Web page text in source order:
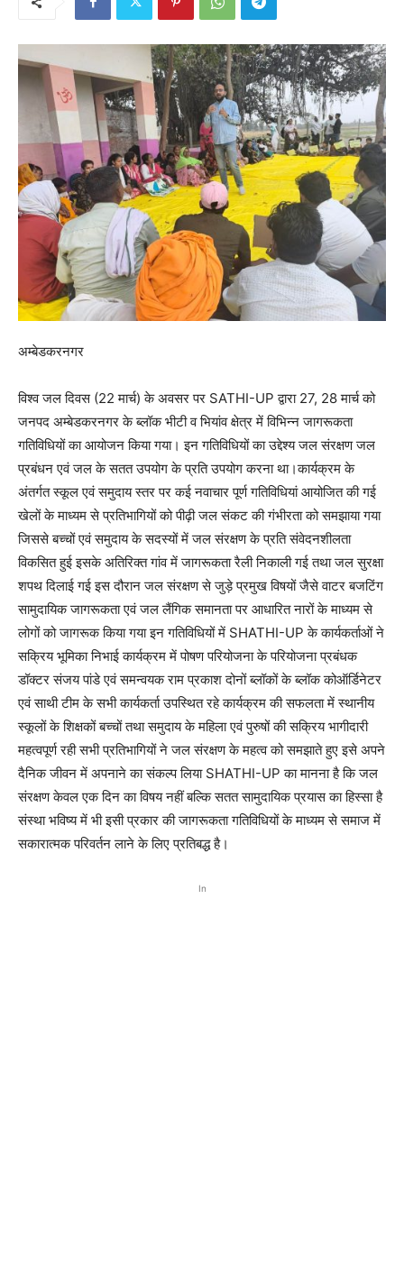
अम्बेडकरनगर
विश्व जल दिवस (22 मार्च) के अवसर पर SATHI-UP द्वारा 27, 28 मार्च को
जनपद अम्बेडकरनगर के ब्लॉक भीटी व भियांव क्षेत्र में विभिन्न जागरूकता
गतिविधियों का आयोजन किया गया। इन गतिविधियों का उद्देश्य जल संरक्षण जल
प्रबंधन एवं जल के सतत उपयोग के प्रति उपयोग करना था।कार्यक्रम के
अंतर्गत स्कूल एवं समुदाय स्तर पर कई नवाचार पूर्ण गतिविधियां आयोजित की गई
खेलों के माध्यम से प्रतिभागियों को पीढ़ी जल संकट की गंभीरता को समझाया गया
जिससे बच्चों एवं समुदाय के सदस्यों में जल संरक्षण के प्रति संवेदनशीलता
विकसित हुई इसके अतिरिक्त गांव में जागरूकता रैली निकाली गई तथा जल सुरक्षा
शपथ दिलाई गई इस दौरान जल संरक्षण से जुड़े प्रमुख विषयों जैसे वाटर बजटिंग
सामुदायिक जागरूकता एवं जल लैंगिक समानता पर आधारित नारों के माध्यम से
लोगों को जागरूक किया गया इन गतिविधियों में SHATHI-UP के कार्यकर्ताओं ने
सक्रिय भूमिका निभाई कार्यक्रम में पोषण परियोजना के परियोजना प्रबंधक
डॉक्टर संजय पांडे एवं समन्वयक राम प्रकाश दोनों ब्लॉकों के ब्लॉक कोऑर्डिनेटर
एवं साथी टीम के सभी कार्यकर्ता उपस्थित रहे कार्यक्रम की सफलता में स्थानीय
स्कूलों के शिक्षकों बच्चों तथा समुदाय के महिला एवं पुरुषों की सक्रिय भागीदारी
महत्वपूर्ण रही सभी प्रतिभागियों ने जल संरक्षण के महत्व को समझाते हुए इसे अपने
दैनिक जीवन में अपनाने का संकल्प लिया SHATHI-UP का मानना है कि जल
संरक्षण केवल एक दिन का विषय नहीं बल्कि सतत सामुदायिक प्रयास का हिस्सा है
संस्था भविष्य में भी इसी प्रकार की जागरूकता गतिविधियों के माध्यम से समाज में
सकारात्मक परिवर्तन लाने के लिए प्रतिबद्ध है।
In